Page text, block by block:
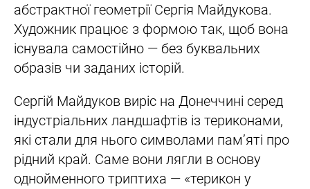
абстрактної геометрії Сергія Майдукова.
Художник працює з формою так, щоб вона
існувала самостійно — без буквальних
образів чи заданих історій.
Сергій Майдуков виріс на Донеччині серед
індустріальних ландшафтів із териконами,
які стали для нього символами пам’яті про
рідний край. Саме вони лягли в основу
однойменного триптиха — «терикон у